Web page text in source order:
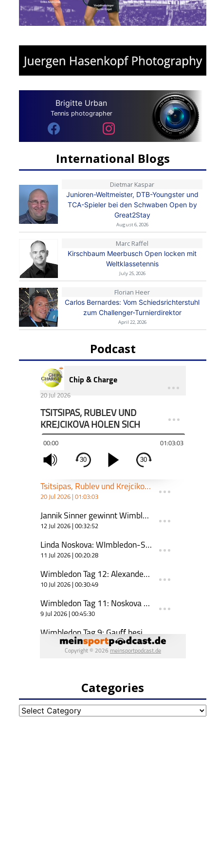
Brigitte Urban
Tennis photographer
International Blogs
Dietmar Kaspar
Junioren-Weltmeister, DTB-Youngster und
TCA-Spieler bei den Schwaben Open by
Great2Stay
August 6, 2026
Marc Raffel
Kirschbaum Meerbusch Open locken mit
Weltklassetennis
July 25, 2026
Florian Heer
Carlos Bernardes: Vom Schiedsrichterstuhl
zum Challenger-Turnierdirektor
April 22, 2026
Podcast
Categories
Categories